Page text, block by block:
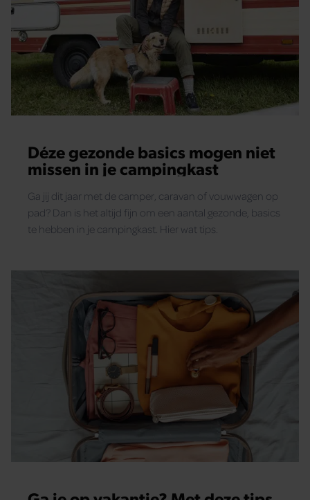
Déze gezonde basics mogen niet
missen in je campingkast
Ga jij dit jaar met de camper, caravan of vouwwagen op
pad? Dan is het altijd fijn om een aantal gezonde, basics
te hebben in je campingkast. Hier wat tips.